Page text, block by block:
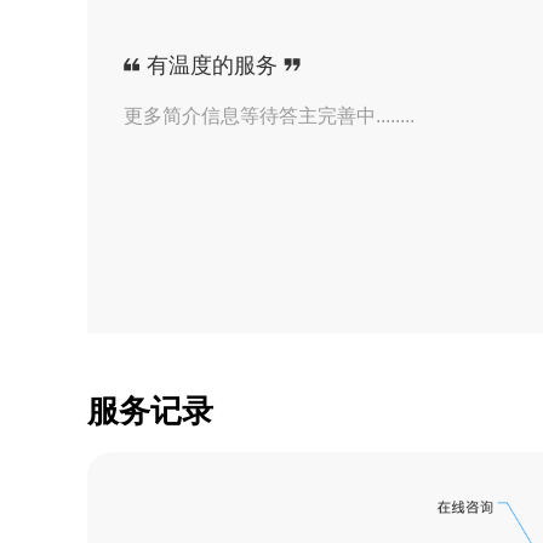
【证券】资深张经理
有温度的服务
更多简介信息等待答主完善中........
服务记录